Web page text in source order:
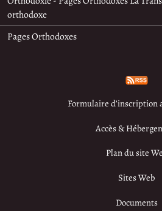
orthodoxe
Pages Orthodoxes
Formulaire d’inscription
Accès &
Plan du site
Sites Web
Documents